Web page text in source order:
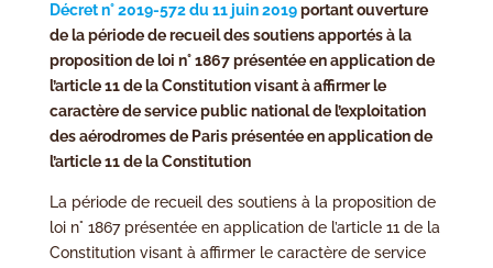
Décret n° 2019-572 du 11 juin 2019portant ouverture
de la période de recueil des soutiens apportés à la
proposition de loi n° 1867 présentée en application de
l’article 11 de la Constitution visant à affirmer le
caractère de service public national de l’exploitation
des aérodromes de Paris présentée en application de
l’article 11 de la Constitution
La période de recueil des soutiens à la proposition de
loi n° 1867 présentée en application de l’article 11 de la
Constitution visant à affirmer le caractère de service